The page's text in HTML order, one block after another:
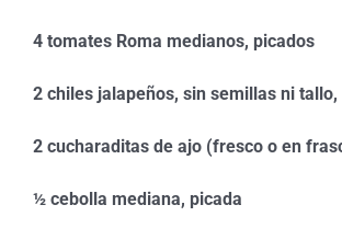
4 tomates Roma medianos, picados
2 chiles jalapeños, sin semillas ni tallo,
2 cucharaditas de ajo (fresco o en
½ cebolla mediana, picada